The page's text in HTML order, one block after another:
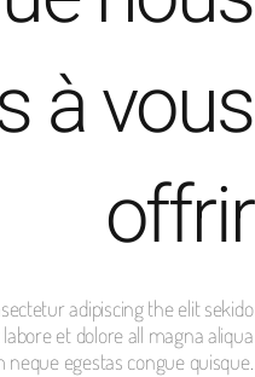
à vous
offrir
adipiscing the elit sekido
et dolore all magna aliqua
egestas congue quisque.